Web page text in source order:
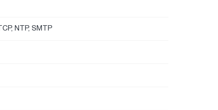
NTP, SMTP